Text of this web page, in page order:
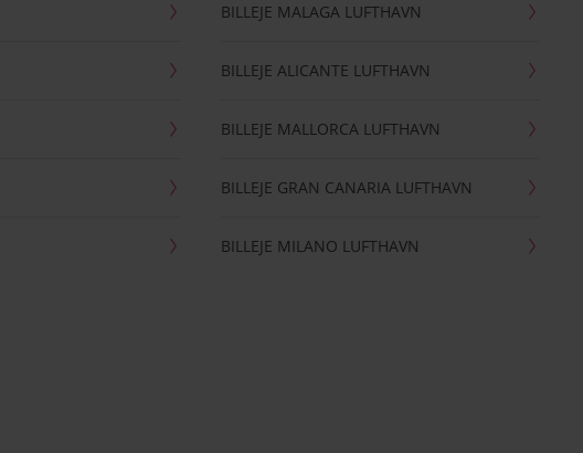
BILLEJE MALAGA LUFTHAVN
BILLEJE ALICANTE LUFTHAVN
BILLEJE MALLORCA LUFTHAVN
BILLEJE GRAN CANARIA LUFTHAVN
BILLEJE MILANO LUFTHAVN